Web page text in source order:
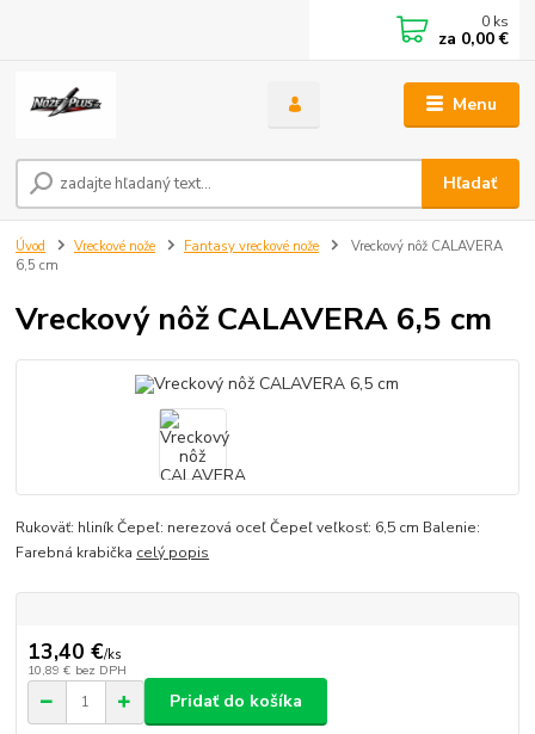
Menu
Hľadať
0 ks
za 0,00 €
Úvod Vreckové nože Fantasy vreckové nože
Vreckový nôž CALAVERA
6,5 cm
Vreckový nôž CALAVERA 6,5 cm
Rukoväť: hliník Čepeľ: nerezová oceľ Čepeľ veľkosť: 6,5 cm Balenie:
Farebná krabička celý popis
13,40 €/ks
10,89 € bez DPH
Pridať do košíka